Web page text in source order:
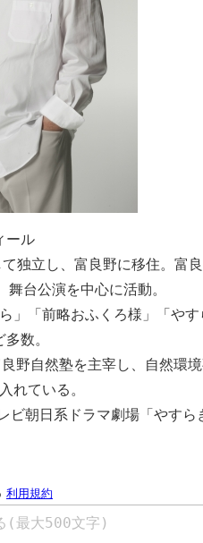
ール
独立し、富良野に移住。富
台公演を中心に活動。
」「前略おふくろ様」「や
数。
野自然塾を主宰し、自然環
れている。
ビ朝日系ドラマ劇場「やすら